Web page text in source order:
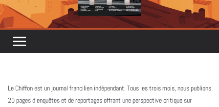
Le Chiffon est un journal francilien indépendant. Tous les trois mois, nous publions
20 pages d’enquêtes et de reportages offrant une perspective critique sur